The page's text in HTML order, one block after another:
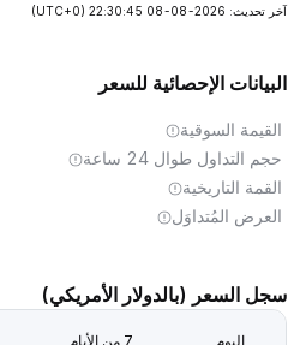
آخر تحديث: 2026-08-08 22:30:45 (UTC+0)
البيانات الإحصائية للسعر
القيمة السوقية
حجم التداول طوال 24 ساعة
القمة التاريخية
العرض المُتداوَل
سجل السعر (بالدولار الأمريكي)
اليوم 7 من الأيام